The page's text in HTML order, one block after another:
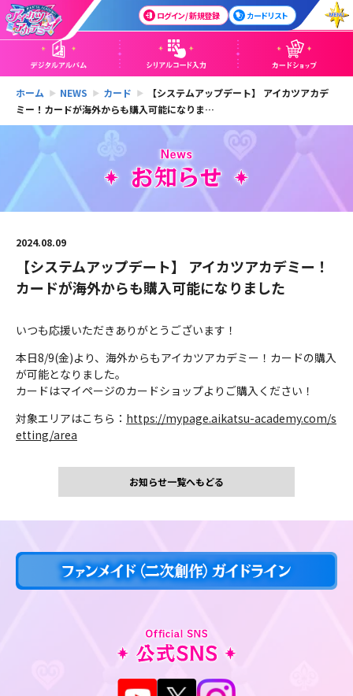
ログイン / 新規登録 カードリスト
ホーム NEWS カード
【システムアップデート】 アイカツアカデ
ミー！カードが海外からも購入可能になりま…
2024.08.09
【システムアップデート】 アイカツアカデミー！
カードが海外からも購入可能になりました
いつも応援いただきありがとうございます！
本日8/9(金)より、海外からもアイカツアカデミー！カードの購入
が可能となりました。
カードはマイページのカードショップよりご購入ください！
対象エリアはこちら： https://mypage.aikatsu-academy.com/s
etting/area
お知らせ一覧へもどる